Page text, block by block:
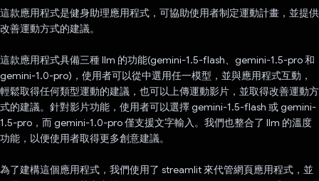
這款應用程式是健身助理應用程式，可協助使用者制定運動計畫，並提供
改善運動方式的建議。
這款應用程式具備三種 llm 的功能(gemini-1.5-flash、gemini-1.5-pro 和
gemini-1.0-pro)，使用者可以從中選用任一模型，並與應用程式互動，
輕鬆取得任何類型運動的建議，也可以上傳運動影片，並取得改善運動方
式的建議。針對影片功能，使用者可以選擇 gemini-1.5-flash 或 gemini-
1.5-pro，而 gemini-1.0-pro 僅支援文字輸入。我們也整合了 llm 的溫度
功能，以便使用者取得更多創意建議。
為了建構這個應用程式，我們使用了 streamlit 來代管網頁應用程式，並